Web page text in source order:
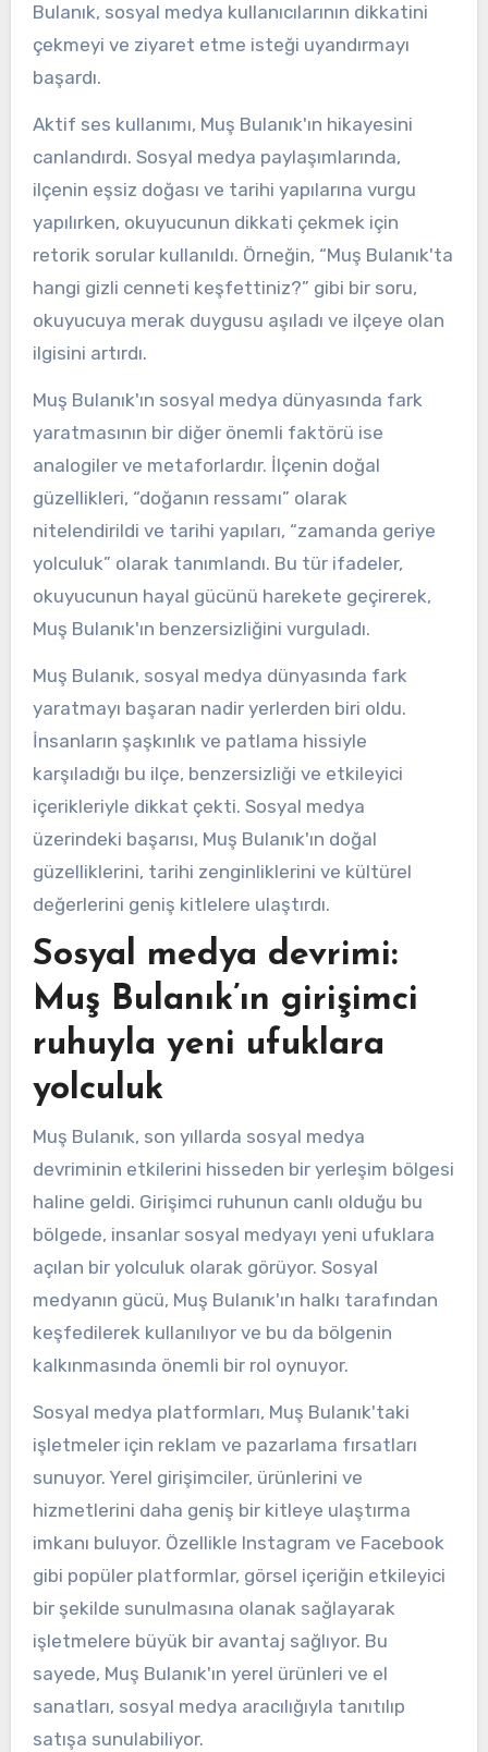
Bulanık, sosyal medya kullanıcılarının dikkatini
çekmeyi ve ziyaret etme isteği uyandırmayı
başardı.
Aktif ses kullanımı, Muş Bulanık'ın hikayesini
canlandırdı. Sosyal medya paylaşımlarında,
ilçenin eşsiz doğası ve tarihi yapılarına vurgu
yapılırken, okuyucunun dikkati çekmek için
retorik sorular kullanıldı. Örneğin, “Muş Bulanık'ta
hangi gizli cenneti keşfettiniz?” gibi bir soru,
okuyucuya merak duygusu aşıladı ve ilçeye olan
ilgisini artırdı.
Muş Bulanık'ın sosyal medya dünyasında fark
yaratmasının bir diğer önemli faktörü ise
analogiler ve metaforlardır. İlçenin doğal
güzellikleri, “doğanın ressamı” olarak
nitelendirildi ve tarihi yapıları, “zamanda geriye
yolculuk” olarak tanımlandı. Bu tür ifadeler,
okuyucunun hayal gücünü harekete geçirerek,
Muş Bulanık'ın benzersizliğini vurguladı.
Muş Bulanık, sosyal medya dünyasında fark
yaratmayı başaran nadir yerlerden biri oldu.
İnsanların şaşkınlık ve patlama hissiyle
karşıladığı bu ilçe, benzersizliği ve etkileyici
içerikleriyle dikkat çekti. Sosyal medya
üzerindeki başarısı, Muş Bulanık'ın doğal
güzelliklerini, tarihi zenginliklerini ve kültürel
değerlerini geniş kitlelere ulaştırdı.
Sosyal medya devrimi:
Muş Bulanık’ın girişimci
ruhuyla yeni ufuklara
yolculuk
Muş Bulanık, son yıllarda sosyal medya
devriminin etkilerini hisseden bir yerleşim bölgesi
haline geldi. Girişimci ruhunun canlı olduğu bu
bölgede, insanlar sosyal medyayı yeni ufuklara
açılan bir yolculuk olarak görüyor. Sosyal
medyanın gücü, Muş Bulanık'ın halkı tarafından
keşfedilerek kullanılıyor ve bu da bölgenin
kalkınmasında önemli bir rol oynuyor.
Sosyal medya platformları, Muş Bulanık'taki
işletmeler için reklam ve pazarlama fırsatları
sunuyor. Yerel girişimciler, ürünlerini ve
hizmetlerini daha geniş bir kitleye ulaştırma
imkanı buluyor. Özellikle Instagram ve Facebook
gibi popüler platformlar, görsel içeriğin etkileyici
bir şekilde sunulmasına olanak sağlayarak
işletmelere büyük bir avantaj sağlıyor. Bu
sayede, Muş Bulanık'ın yerel ürünleri ve el
sanatları, sosyal medya aracılığıyla tanıtılıp
satışa sunulabiliyor.